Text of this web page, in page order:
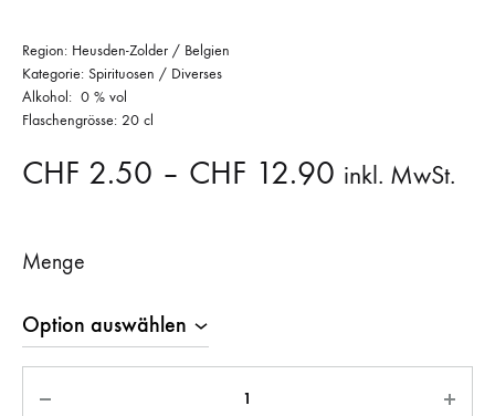
Region: Heusden-Zolder / Belgien
Kategorie: Spirituosen / Diverses
Alkohol: 0 % vol
Flaschengrösse: 20 cl
CHF 2.50 – CHF 12.90 inkl. MwSt.
Menge